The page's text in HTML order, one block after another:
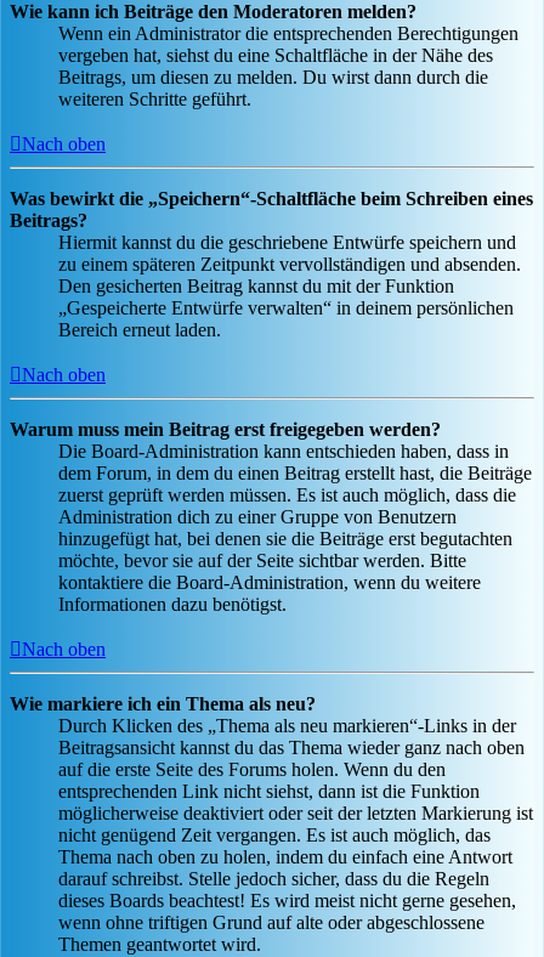
Wie kann ich Beiträge den Moderatoren melden?
Wenn ein Administrator die entsprechenden Berechtigungen
vergeben hat, siehst du eine Schaltfläche in der Nähe des
Beitrags, um diesen zu melden. Du wirst dann durch die
weiteren Schritte geführt.
Nach oben
Was bewirkt die „Speichern“-Schaltfläche beim Schreiben eines
Beitrags?
Hiermit kannst du die geschriebene Entwürfe speichern und
zu einem späteren Zeitpunkt vervollständigen und absenden.
Den gesicherten Beitrag kannst du mit der Funktion
„Gespeicherte Entwürfe verwalten“ in deinem persönlichen
Bereich erneut laden.
Nach oben
Warum muss mein Beitrag erst freigegeben werden?
Die Board-Administration kann entschieden haben, dass in
dem Forum, in dem du einen Beitrag erstellt hast, die Beiträge
zuerst geprüft werden müssen. Es ist auch möglich, dass die
Administration dich zu einer Gruppe von Benutzern
hinzugefügt hat, bei denen sie die Beiträge erst begutachten
möchte, bevor sie auf der Seite sichtbar werden. Bitte
kontaktiere die Board-Administration, wenn du weitere
Informationen dazu benötigst.
Nach oben
Wie markiere ich ein Thema als neu?
Durch Klicken des „Thema als neu markieren“-Links in der
Beitragsansicht kannst du das Thema wieder ganz nach oben
auf die erste Seite des Forums holen. Wenn du den
entsprechenden Link nicht siehst, dann ist die Funktion
möglicherweise deaktiviert oder seit der letzten Markierung ist
nicht genügend Zeit vergangen. Es ist auch möglich, das
Thema nach oben zu holen, indem du einfach eine Antwort
darauf schreibst. Stelle jedoch sicher, dass du die Regeln
dieses Boards beachtest! Es wird meist nicht gerne gesehen,
wenn ohne triftigen Grund auf alte oder abgeschlossene
Themen geantwortet wird.